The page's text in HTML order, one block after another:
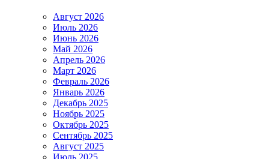
Август 2026
Июль 2026
Июнь 2026
Май 2026
Апрель 2026
Март 2026
Февраль 2026
Январь 2026
Декабрь 2025
Ноябрь 2025
Октябрь 2025
Сентябрь 2025
Август 2025
Июль 2025